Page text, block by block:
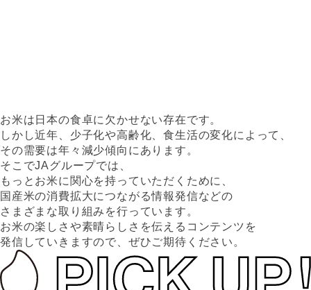
お米は日本の食卓に欠かせない存在です。
しかし近年、少子化や高齢化、食生活の変化によって、
その需要は年々減少傾向にあります。
そこでJAグループでは、
もっとお米に関心を持っていただくために、
国産米の消費拡大につながる情報発信などの
さまざまな取り組みを行っています。
お米の楽しさや素晴らしさを伝えるコンテンツを
発信していきますので、ぜひご期待ください。